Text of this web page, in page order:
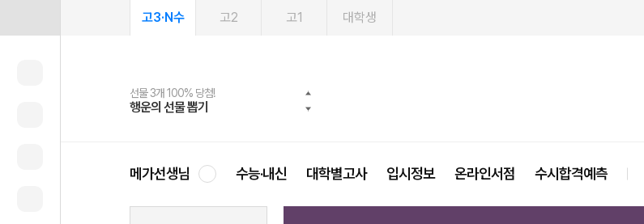
고3·N수 고2 고1 대학생
선물 3개 100% 당첨!
행운의 선물 뽑기
선물 100% 증정!
메가스터디 X 올리브
여름방학 스터디 캐시백
메가런 썸머스쿨
2027 러셀 단과
강사 공개선발
스마트러닝앱
설문 EVENT
메가패스
3일 무료 체험권
메가패스 수강생 무료혜택!
메가클럽 멤버십
사회공헌 캠페인
희망이룸 메가나눔
메가선생님 수능·내신 대학별고사 입시정보 온라인서점 수시합격예측